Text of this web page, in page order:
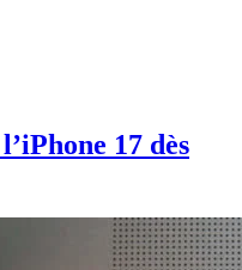
17 dès